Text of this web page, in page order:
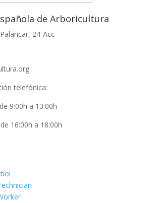
de Arboricultura
24-Acc
telefónica:
9:00h a 13:00h
16:00h a 18:00h